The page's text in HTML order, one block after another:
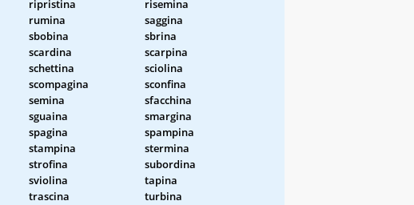
ripristina
risemina
rumina
saggina
sbobina
sbrina
scardina
scarpina
schettina
sciolina
scompagina
sconfina
semina
sfacchina
sguaina
smargina
spagina
spampina
stampina
stermina
strofina
subordina
sviolina
tapina
trascina
turbina